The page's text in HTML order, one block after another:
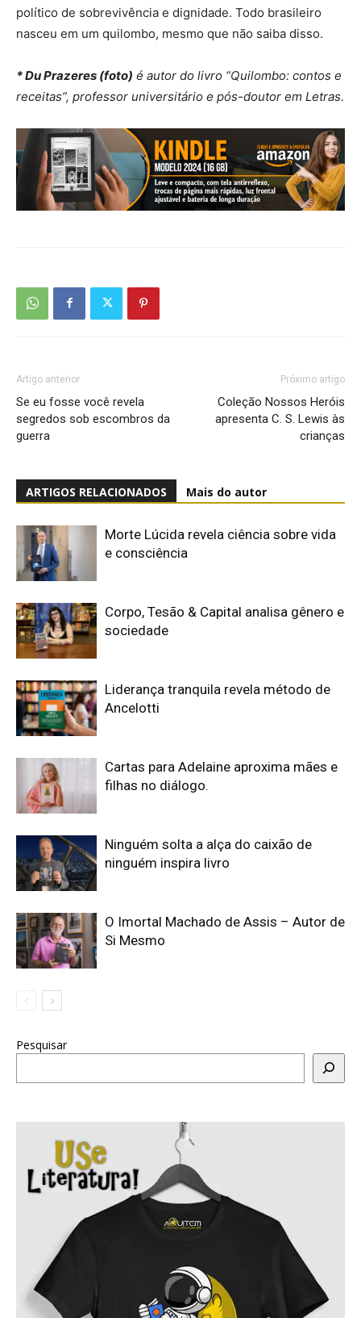
político de sobrevivência e dignidade. Todo brasileiro
nasceu em um quilombo, mesmo que não saiba disso.
* Du Prazeres (foto) é autor do livro “Quilombo: contos e
receitas”, professor universitário e pós-doutor em Letras.
Artigo anterior
Se eu fosse você revela
segredos sob escombros da
guerra
Próximo artigo
Coleção Nossos Heróis
apresenta C. S. Lewis às
crianças
ARTIGOS RELACIONADOS Mais do autor
Morte Lúcida revela ciência sobre vida
e consciência
Corpo, Tesão & Capital analisa gênero e
sociedade
Liderança tranquila revela método de
Ancelotti
Cartas para Adelaine aproxima mães e
filhas no diálogo.
Ninguém solta a alça do caixão de
ninguém inspira livro
O Imortal Machado de Assis – Autor de
Si Mesmo
Pesquisar